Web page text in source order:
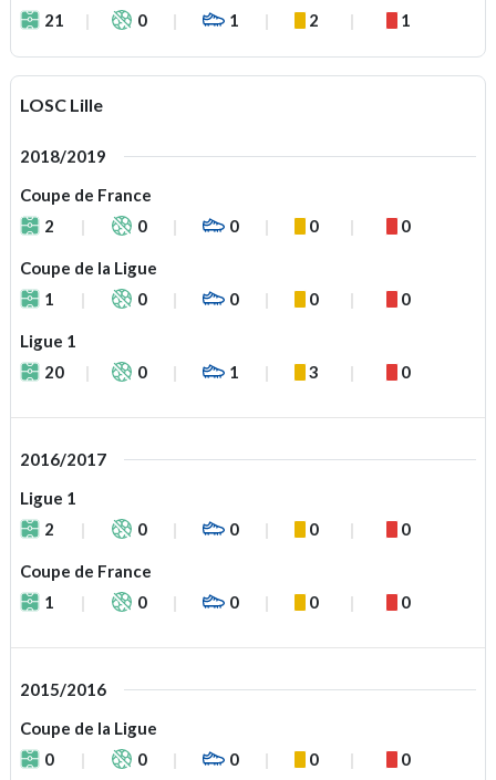
21
0 1 2 1
LOSC Lille
2018/2019
Coupe de France
2
0 0 0 0
Coupe de la Ligue
1
0 0 0 0
Ligue 1
20
0 1 3 0
2016/2017
Ligue 1
2
0 0 0 0
Coupe de France
1
0 0 0 0
2015/2016
Coupe de la Ligue
0
0 0 0 0